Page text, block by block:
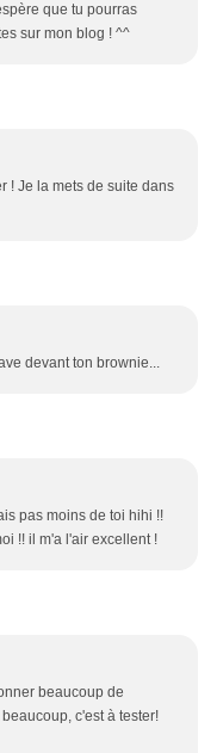
que tu pourras
sur mon blog ! ^^
! Je la mets de suite dans
devant ton brownie...
pas moins de toi hihi !!
!! il m'a l'air excellent !
beaucoup de
c'est à tester!